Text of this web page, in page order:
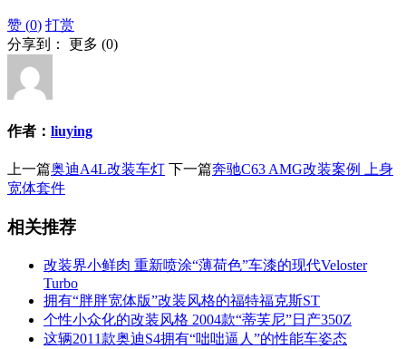
赞 (0) 打赏
分享到： 更多 (0)
作者： liuying
上一篇奥迪A4L改装车灯 下一篇奔驰C63 AMG改装案例 上身
宽体套件
相关推荐
改装界小鲜肉 重新喷涂“薄荷色”车漆的现代Veloster
Turbo
拥有“胖胖宽体版”改装风格的福特福克斯ST
个性小众化的改装风格 2004款“蒂芙尼”日产350Z
这辆2011款奥迪S4拥有“咄咄逼人”的性能车姿态